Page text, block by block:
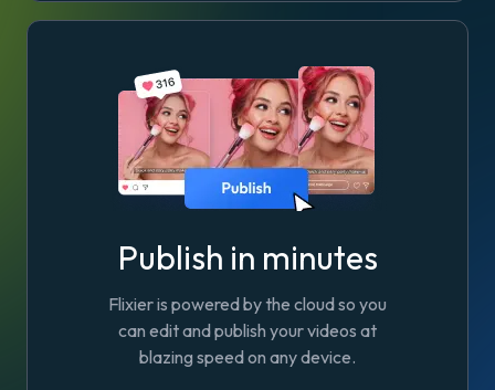
Publish in minutes
Flixier is powered by the cloud so you
can edit and publish your videos at
blazing speed on any device.